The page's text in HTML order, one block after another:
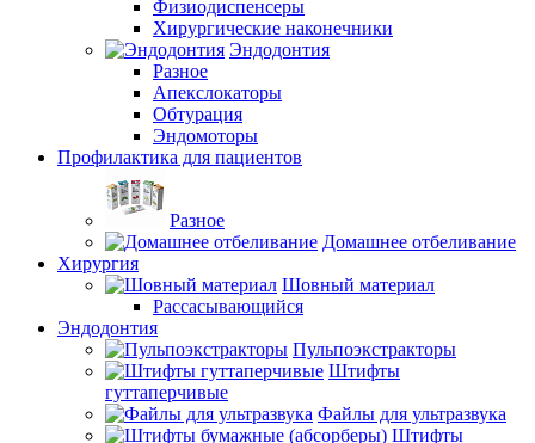
Физиодиспенсеры
Хирургические наконечники
Эндодонтия
Разное
Апекслокаторы
Обтурация
Эндомоторы
Профилактика для пациентов
Разное
Домашнее отбеливание
Хирургия
Шовный материал
Рассасывающийся
Эндодонтия
Пульпоэкстракторы
Штифты
гуттаперчивые
Файлы для ультразвука
Штифты